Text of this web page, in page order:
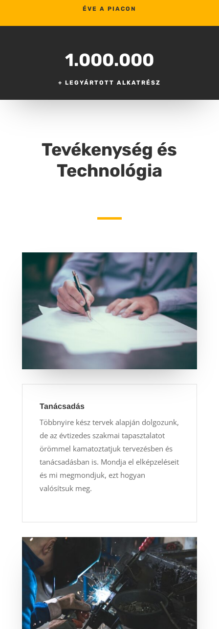
ÉVE A PIACON
1.000.000
+ LEGYÁRTOTT ALKATRÉSZ
Tevékenység és
Technológia
Tanácsadás
Többnyire kész tervek alapján dolgozunk,
de az évtizedes szakmai tapasztalatot
örömmel kamatoztatjuk tervezésben és
tanácsadásban is. Mondja el elképzeléseit
és mi megmondjuk, ezt hogyan
valósítsuk meg.